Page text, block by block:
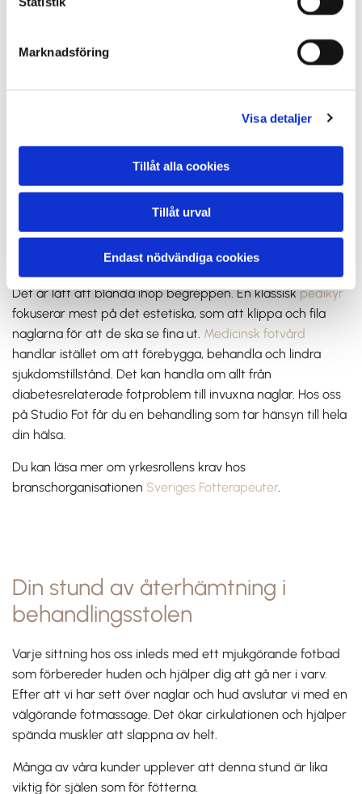
Marknadsföring
Visa detaljer
Tillåt alla cookies
Tillåt urval
Endast nödvändiga cookies
behandling och goda råd för din egenvård hemma.
: Vi arbetar metodiskt för
att förbättra nagelns hälsa och ger dig tips på hur du
undviker att besvären kommer tillbaka.
Fotvårtor behandling: Effektiva metoder för att bli
av med envisa vårtor utan att skada huden
runtomkring.
Vad är medicinsk fotvård och hur
skiljer det sig från pedikyr?
Det är lätt att blanda ihop begreppen. En klassiskpedikyr
fokuserar mest på det estetiska, som att klippa och fila
naglarna för att de ska se fina ut. Medicinsk fotvård
handlar istället om att förebygga, behandla och lindra
sjukdomstillstånd. Det kan handla om allt från
diabetesrelaterade fotproblem till invuxna naglar. Hos oss
på Studio Fot får du en behandling som tar hänsyn till hela
din hälsa.
Du kan läsa mer om yrkesrollens krav hos
branschorganisationen Sveriges Fotterapeuter.
Din stund av återhämtning i
behandlingsstolen
Varje sittning hos oss inleds med ett mjukgörande fotbad
som förbereder huden och hjälper dig att gå ner i varv.
Efter att vi har sett över naglar och hud avslutar vi med en
välgörande fotmassage. Det ökar cirkulationen och hjälper
spända muskler att slappna av helt.
Många av våra kunder upplever att denna stund är lika
viktig för själen som för fötterna.